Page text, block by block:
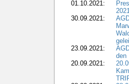
01.10.2021:
30.09.2021:
23.09.2021:
den
20.09.2021: